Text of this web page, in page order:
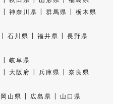
神奈川県 群馬県
栃木県
石川県 福井県
長野県
岐阜県
大阪府 兵庫県
奈良県
岡山県 広島県
山口県